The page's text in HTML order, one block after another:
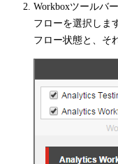
Workboxツールバ
フローを選択しま
フロー状態と、そ